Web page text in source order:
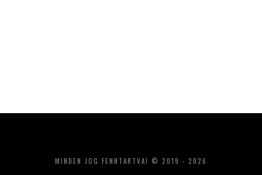
MINDEN JOG FENNTARTVA! © 2019 - 2026